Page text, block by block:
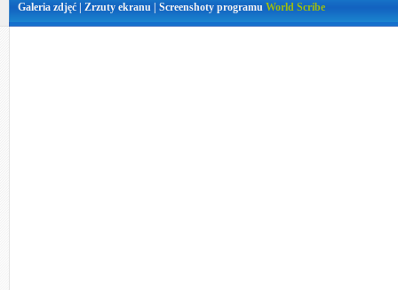
Galeria zdjęć | Zrzuty ekranu | Screenshoty programu World Scribe